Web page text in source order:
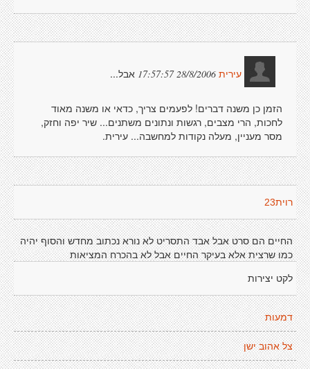
עירית 28/8/2006 17:57:57 אבל...
הזמן כן משנה דברים! לפעמים צריך, כדאי או משנה מאוד
לחכות, הרי מצבים, רגשות ונתונים משתנים... שיר יפה וחזק,
מסר מעניין, מעלה נקודות למחשבה... עירית.
רוית23
החיים הם סרט אבל אבד התסריט לא נורא נכתוב מחדש והסוף יהיה
כמו שרצית אלא בעיקר החיים אבל לא בהכרח המציאות
לקט יצירות
דמעות
צל אהוב ישן